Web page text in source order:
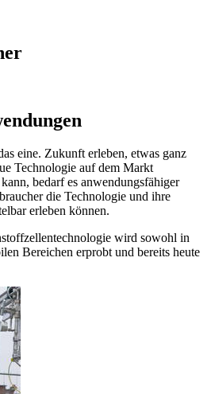
eine. Zukunft erleben, etwas ganz
Technologie auf dem Markt
bedarf es anwendungsfähiger
die Technologie und ihre
erleben können.
wird sowohl in
Bereichen erprobt und bereits heute